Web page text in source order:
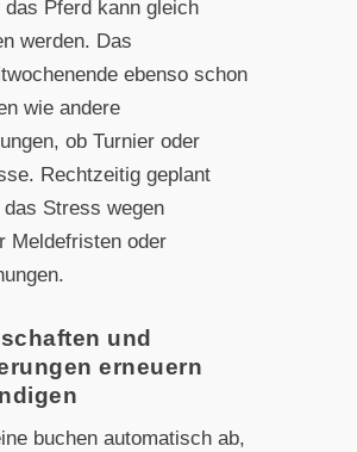
das Pferd kann gleich
werden. Das
ebenso schon
wie andere
ob Turnier oder
Rechtzeitig geplant
Stress wegen
Meldefristen oder
und
erneuern
buchen automatisch ab,